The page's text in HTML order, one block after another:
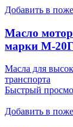
Добавить в
Масло
марки М-
Масла для
транспорта
Быстрый
Добавить в